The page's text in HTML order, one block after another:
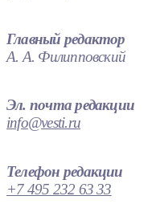
Главный редактор
А. А. Филипповский
Эл. почта редакции
info@vesti.ru
Телефон редакции
+7 495 232 63 33